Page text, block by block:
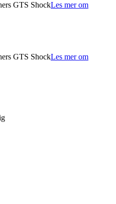
GTS ShockLes mer om
GTS ShockLes mer om